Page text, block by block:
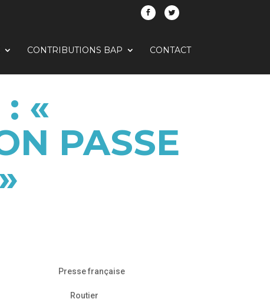
CONTRIBUTIONS BAP CONTACT
«
PASSE
Presse française
Routier